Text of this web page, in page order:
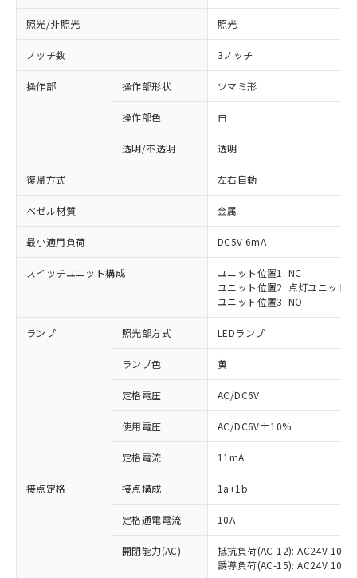
照光/非照光 照光
ノッチ数 3ノッチ
操作部 操作部形状 ツマミ形
操作部色 白
透明/不透明 透明
復帰方式 左右自動
ベゼル材質 金属
最小適用負荷 DC5V 6mA
スイッチユニット構成
ユニット位置1: NC
ユニット位置2: 点灯ユニット
ユニット位置3: NO
ランプ 照光部方式 LEDランプ
ランプ色 黄
定格電圧 AC/DC6V
使用電圧 AC/DC6V±10%
定格電流 11mA
接点定格 接点構成 1a+1b
定格通電電流 10A
開閉能力(AC)
抵抗負荷(AC-12): AC24V 10A/
誘導負荷(AC-15): AC24V
ご利用条件
ご利用ください。
非含有に対応した製品が提供可能な商品で
有に対応した製品に切り替える予定のある
対応予定なし：EU RoHS指令（10物質）の
非含有に非対応の商品で、対応品を出す予
定はありません。
調査・確認中：EU RoHS指令（10物質）の